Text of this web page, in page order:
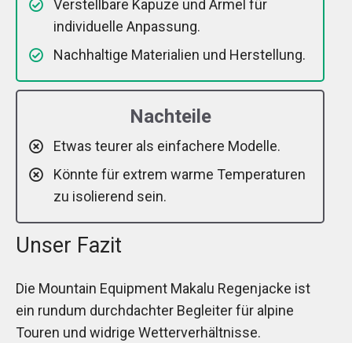
Verstellbare Kapuze und Ärmel für
individuelle Anpassung.
Nachhaltige Materialien und Herstellung.
Nachteile
Etwas teurer als einfachere Modelle.
Könnte für extrem warme Temperaturen
zu isolierend sein.
Unser Fazit
Die Mountain Equipment Makalu Regenjacke ist
ein rundum durchdachter Begleiter für alpine
Touren und widrige Wetterverhältnisse.